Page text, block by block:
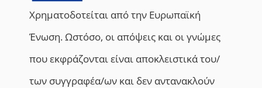
Χρηματοδοτείται από την Ευρωπαϊκή
Ένωση. Ωστόσο, οι απόψεις και οι γνώμες
που εκφράζονται είναι αποκλειστικά του/
των συγγραφέα/ων και δεν αντανακλούν